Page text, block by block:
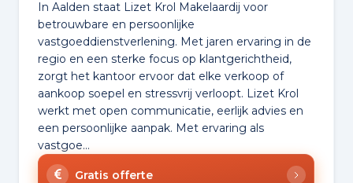
In Aalden staat Lizet Krol Makelaardij voor
betrouwbare en persoonlijke
vastgoeddienstverlening. Met jaren ervaring in de
regio en een sterke focus op klantgerichtheid,
zorgt het kantoor ervoor dat elke verkoop of
aankoop soepel en stressvrij verloopt. Lizet Krol
werkt met open communicatie, eerlijk advies en
een persoonlijke aanpak. Met ervaring als
vastgoe...
Gratis offerte